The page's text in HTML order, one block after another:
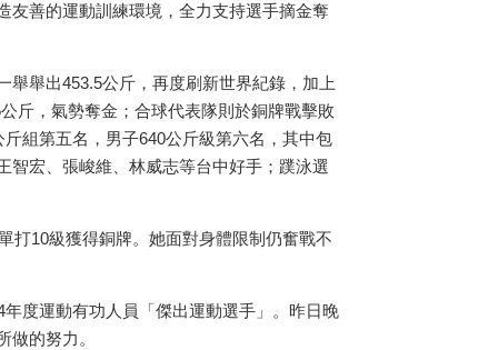
友善的運動訓練環境，全力支持選手摘金奪
舉舉出453.5公斤，再度刷新世界紀錄，加上
公斤，氣勢奪金；合球代表隊則於銅牌戰擊敗
斤組第五名，男子640公斤級第六名，其中包
智宏、張峻維、林威志等台中好手；蹼泳選
打10級獲得銅牌。她面對身體限制仍奮戰不
年度運動有功人員「傑出運動選手」。昨日晚
的努力。